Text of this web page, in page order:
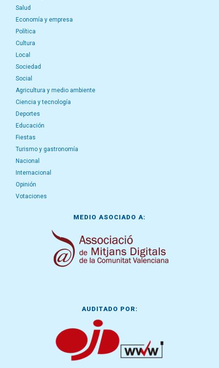
Salud
Economía y empresa
Política
Cultura
Local
Sociedad
Social
Agricultura y medio ambiente
Ciencia y tecnología
Deportes
Educación
Fiestas
Turismo y gastronomía
Nacional
Internacional
Opinión
Votaciones
MEDIO ASOCIADO A:
AUDITADO POR: